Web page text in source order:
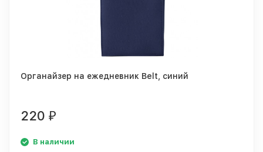
Органайзер на ежедневник Belt, синий
220 ₽
В наличии